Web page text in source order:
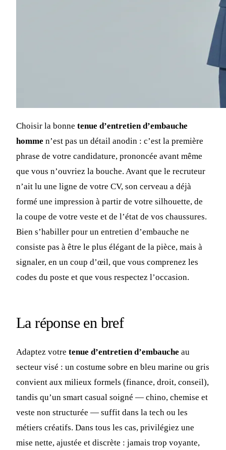
Choisir la bonne tenue d’entretien d’embauche
homme n’est pas un détail anodin : c’est la première
phrase de votre candidature, prononcée avant même
que vous n’ouvriez la bouche. Avant que le recruteur
n’ait lu une ligne de votre CV, son cerveau a déjà
formé une impression à partir de votre silhouette, de
la coupe de votre veste et de l’état de vos chaussures.
Bien s’habiller pour un entretien d’embauche ne
consiste pas à être le plus élégant de la pièce, mais à
signaler, en un coup d’œil, que vous comprenez les
codes du poste et que vous respectez l’occasion.
La réponse en bref
Adaptez votre tenue d’entretien d’embauche au
secteur visé : un costume sobre en bleu marine ou gris
convient aux milieux formels (finance, droit, conseil),
tandis qu’un smart casual soigné — chino, chemise et
veste non structurée — suffit dans la tech ou les
métiers créatifs. Dans tous les cas, privilégiez une
mise nette, ajustée et discrète : jamais trop voyante,